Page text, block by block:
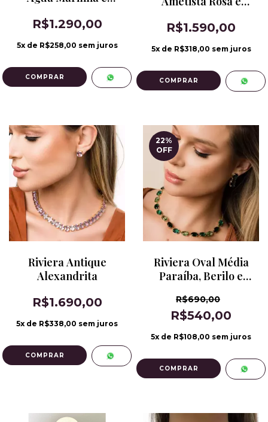
R$1.290,00
5x de R$258,00 sem juros
R$1.590,00
5x de R$318,00 sem juros
Riviera Antique
Alexandrita
R$1.690,00
5x de R$338,00 sem juros
22%
OFF
Riviera Oval Média
Paraíba, Berilo e
R$690,00
R$540,00
5x de R$108,00 sem juros